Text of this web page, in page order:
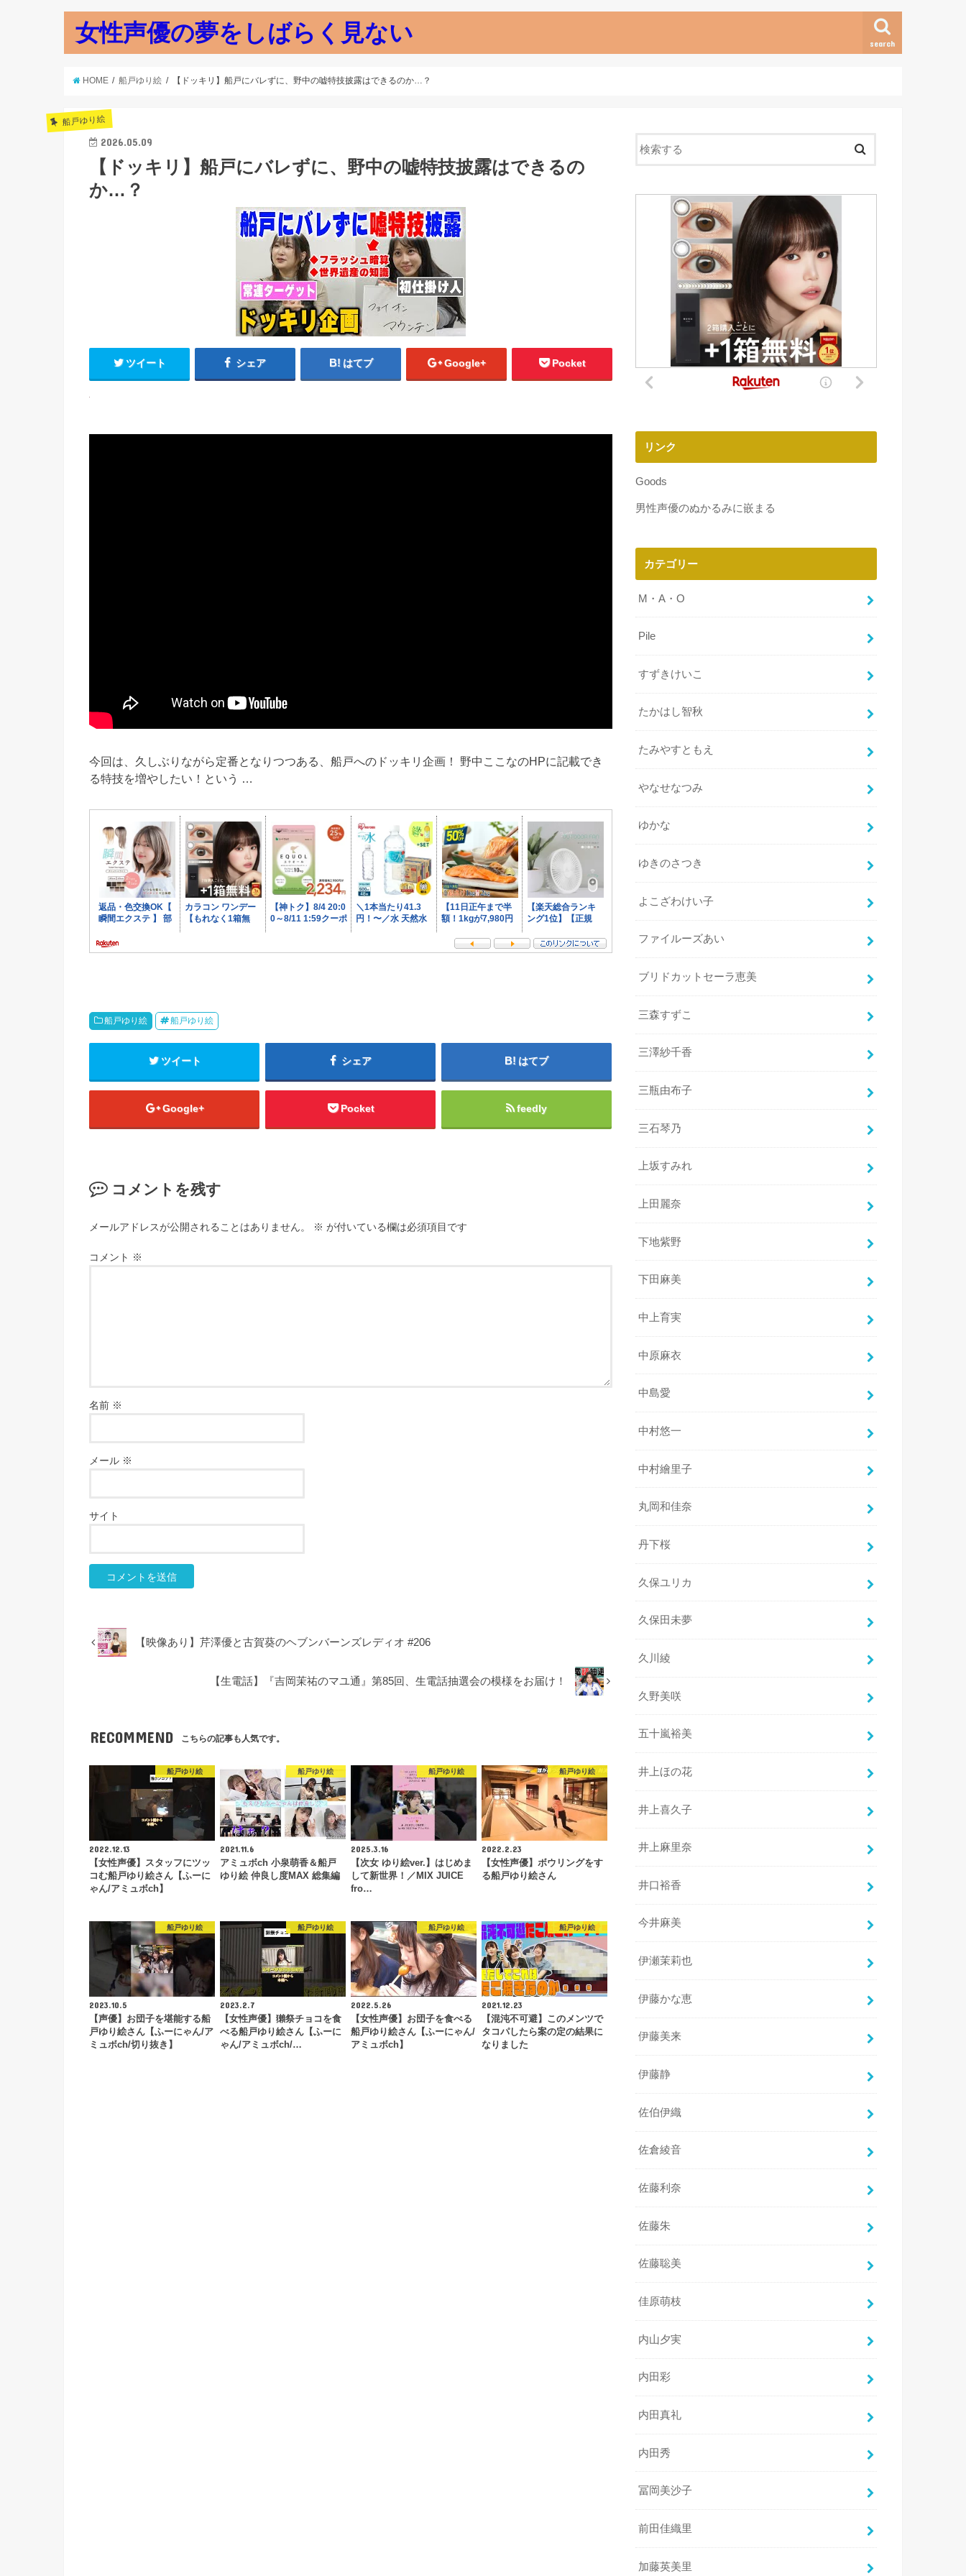
女性声優の夢をしばらく見ない search
HOME 船戸ゆり絵 【ドッキリ】船戸にバレずに、野中の嘘特技披露はできるのか…？
船戸ゆり絵
2026.05.09
【ドッキリ】船戸にバレずに、野中の嘘特技披露はできるの
か…？
ツイート シェア はてブ Google+ Pocket
今回は、久しぶりながら定番となりつつある、船戸へのドッキリ企画！ 野中ここなのHPに記載でき
る特技を増やしたい！という …
船戸ゆり絵 船戸ゆり絵
ツイート シェア はてブ
Google+ Pocket feedly
コメントを残す
メールアドレスが公開されることはありません。 ※ が付いている欄は必須項目です
コメント ※
名前 ※
メール ※
サイト
【映像あり】芹澤優と古賀葵のヘブンバーンズレディオ #206
【生電話】『吉岡茉祐のマユ通』第85回、生電話抽選会の模様をお届け！
RECOMMEND こちらの記事も人気です。
船戸ゆり絵
2022.12.13
【女性声優】スタッフにツッ
コむ船戸ゆり絵さん【ふーに
ゃん/アミュボch】
船戸ゆり絵
2021.11.6
アミュボch 小泉萌香＆船戸
ゆり絵 仲良し度MAX 総集編
船戸ゆり絵
2025.3.16
【次女 ゆり絵ver.】はじめま
して新世界！／MIX JUICE
fro…
船戸ゆり絵
2022.2.23
【女性声優】ボウリングをす
る船戸ゆり絵さん
船戸ゆり絵
2023.10.5
【声優】お団子を堪能する船
戸ゆり絵さん【ふーにゃん/ア
ミュボch/切り抜き】
船戸ゆり絵
2023.2.7
【女性声優】獺祭チョコを食
べる船戸ゆり絵さん【ふーに
ゃん/アミュボch/…
船戸ゆり絵
2022.5.26
【女性声優】お団子を食べる
船戸ゆり絵さん【ふーにゃん/
アミュボch】
船戸ゆり絵
2021.12.23
【混沌不可避】このメンツで
タコパしたら案の定の結果に
なりました
リンク
Goods
男性声優のぬかるみに嵌まる
カテゴリー
M・A・O
Pile
すずきけいこ
たかはし智秋
たみやすともえ
やなせなつみ
ゆかな
ゆきのさつき
よこざわけい子
ファイルーズあい
ブリドカットセーラ恵美
三森すずこ
三澤紗千香
三瓶由布子
三石琴乃
上坂すみれ
上田麗奈
下地紫野
下田麻美
中上育実
中原麻衣
中島愛
中村悠一
中村繪里子
丸岡和佳奈
丹下桜
久保ユリカ
久保田未夢
久川綾
久野美咲
五十嵐裕美
井上ほの花
井上喜久子
井上麻里奈
井口裕香
今井麻美
伊瀬茉莉也
伊藤かな恵
伊藤美来
伊藤静
佐伯伊織
佐倉綾音
佐藤利奈
佐藤朱
佐藤聡美
佳原萌枝
内山夕実
内田彩
内田真礼
内田秀
冨岡美沙子
前田佳織里
加藤英美里